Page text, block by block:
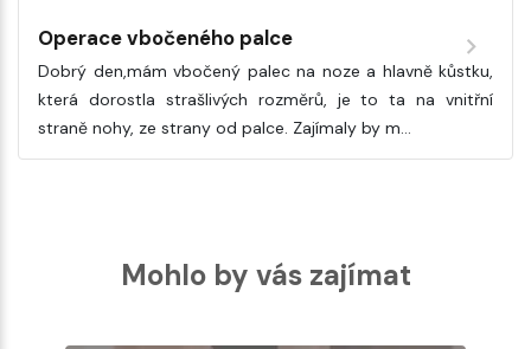
Operace vbočeného palce
Dobrý den,mám vbočený palec na noze a hlavně kůstku,
která dorostla strašlivých rozměrů, je to ta na vnitřní
straně nohy, ze strany od palce. Zajímaly by m…
Mohlo by vás zajímat